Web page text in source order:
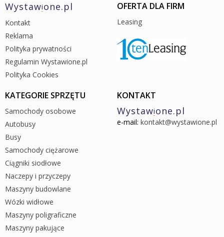
Wystawione.pl
Kontakt
Reklama
Polityka prywatności
Regulamin Wystawione.pl
Polityka Cookies
OFERTA DLA FIRM
Leasing
KATEGORIE SPRZĘTU
Samochody osobowe
Autobusy
Busy
Samochody ciężarowe
Ciągniki siodłowe
Naczepy i przyczepy
Maszyny budowlane
Wózki widłowe
Maszyny poligraficzne
Maszyny pakujące
KONTAKT
Wystawione.pl
e-mail: kontakt@wystawione.pl